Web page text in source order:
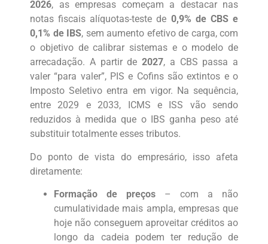
2026, as empresas começam a destacar nas
notas fiscais alíquotas-teste de 0,9% de CBS e
0,1% de IBS, sem aumento efetivo de carga, com
o objetivo de calibrar sistemas e o modelo de
arrecadação. A partir de 2027, a CBS passa a
valer “para valer”, PIS e Cofins são extintos e o
Imposto Seletivo entra em vigor. Na sequência,
entre 2029 e 2033, ICMS e ISS vão sendo
reduzidos à medida que o IBS ganha peso até
substituir totalmente esses tributos.
Do ponto de vista do empresário, isso afeta
diretamente:
Formação de preços – com a não
cumulatividade mais ampla, empresas que
hoje não conseguem aproveitar créditos ao
longo da cadeia podem ter redução de